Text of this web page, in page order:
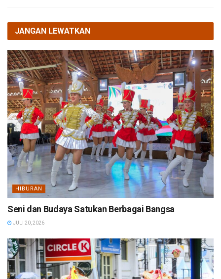
JANGAN LEWATKAN
HIBURAN
Seni dan Budaya Satukan Berbagai Bangsa
JULI 20, 2026